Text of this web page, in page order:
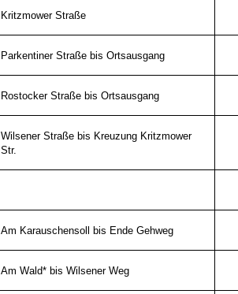
Kritzmower Straße
Parkentiner Straße bis Ortsausgang
Rostocker Straße bis Ortsausgang
Wilsener Straße bis Kreuzung Kritzmower
Str.
Am Karauschensoll bis Ende Gehweg
Am Wald* bis Wilsener Weg